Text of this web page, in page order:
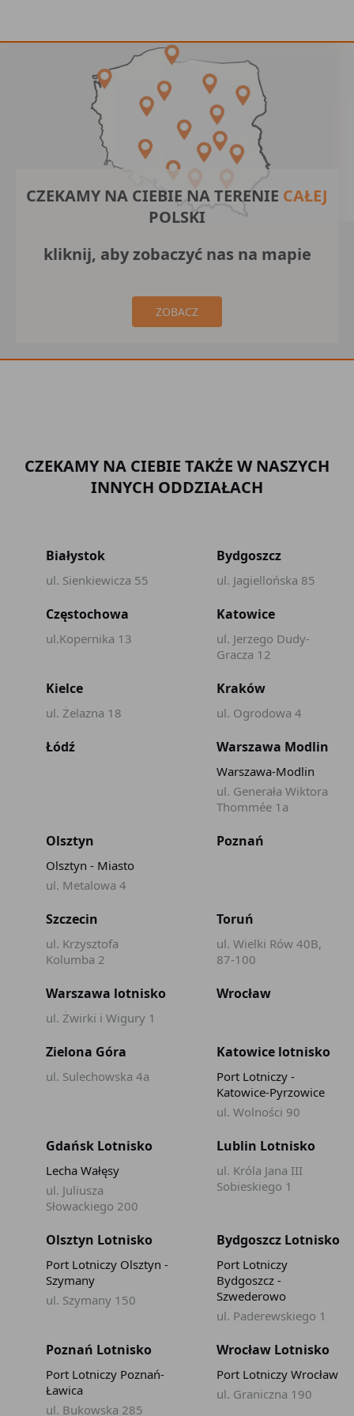
CZEKAMY NA CIEBIE NA TERENIE CAŁEJ
POLSKI
kliknij, aby zobaczyć nas na mapie
ZOBACZ
CZEKAMY NA CIEBIE TAKŻE W NASZYCH
INNYCH ODDZIAŁACH
Białystok
ul. Sienkiewicza 55
Bydgoszcz
ul. Jagiellońska 85
Częstochowa
ul.Kopernika 13
Katowice
ul. Jerzego Dudy-
Gracza 12
Kielce
ul. Żelazna 18
Kraków
ul. Ogrodowa 4
Łódź Warszawa Modlin
Warszawa-Modlin
ul. Generała Wiktora
Thommée 1a
Olsztyn
Olsztyn - Miasto
ul. Metalowa 4
Poznań
Szczecin
ul. Krzysztofa
Kolumba 2
Toruń
ul. Wielki Rów 40B,
87-100
Warszawa lotnisko
ul. Żwirki i Wigury 1
Wrocław
Zielona Góra
ul. Sulechowska 4a
Katowice lotnisko
Port Lotniczy -
Katowice-Pyrzowice
ul. Wolności 90
Gdańsk Lotnisko
Lecha Wałęsy
ul. Juliusza
Słowackiego 200
Lublin Lotnisko
ul. Króla Jana III
Sobieskiego 1
Olsztyn Lotnisko
Port Lotniczy Olsztyn -
Szymany
ul. Szymany 150
Bydgoszcz Lotnisko
Port Lotniczy
Bydgoszcz -
Szwederowo
ul. Paderewskiego 1
Poznań Lotnisko
Port Lotniczy Poznań-
Ławica
ul. Bukowska 285
Wrocław Lotnisko
Port Lotniczy Wrocław
ul. Graniczna 190